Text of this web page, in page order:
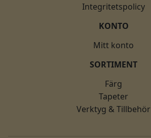
Integritetspolicy
KONTO
Mitt konto
SORTIMENT
Färg
Tapeter
Verktyg & Tillbehör